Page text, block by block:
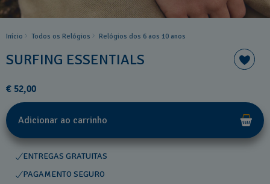
Início Todos os Relógios Relógios dos 6 aos 10 anos
SURFING ESSENTIALS
€ 52,00
Adicionar ao carrinho
ENTREGAS GRATUITAS
PAGAMENTO SEGURO